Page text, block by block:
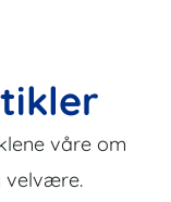
våre om
velvære.